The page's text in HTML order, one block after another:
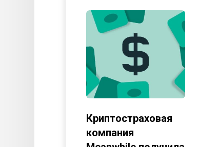
Криптостраховая
компания